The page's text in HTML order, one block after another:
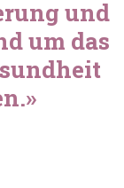
und
um das